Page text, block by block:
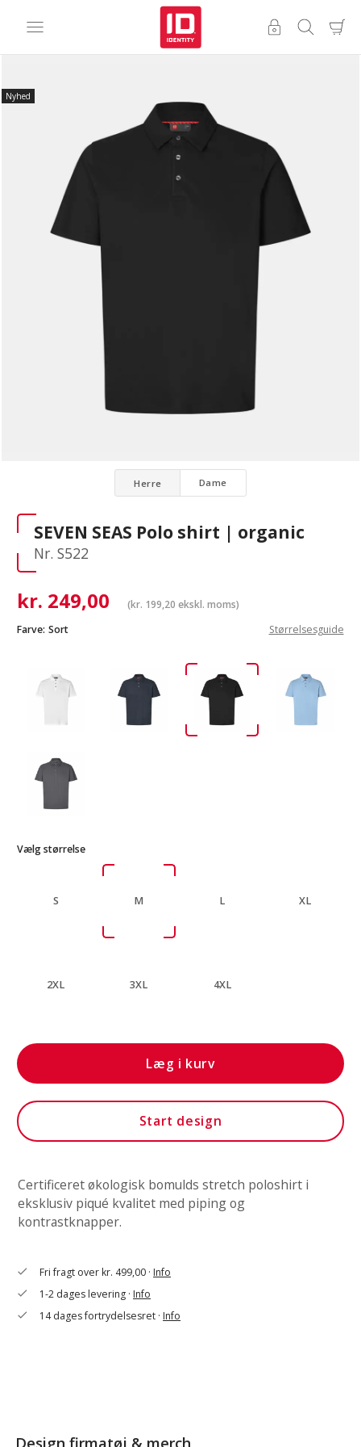
Herre Dame
SEVEN SEAS Polo shirt | organic
Nr. S522
kr. 249,00 (kr. 199,20 ekskl. moms)
Farve: Sort Størrelsesguide
Vælg størrelse
S M L XL
2XL 3XL 4XL
Læg i kurv
Start design
Certificeret økologisk bomulds stretch poloshirt i
eksklusiv piqué kvalitet med piping og
kontrastknapper.
check Fri fragt over kr. 499,00 ·Info
check 1-2 dages levering ·Info
check 14 dages fortrydelsesret ·Info
Nyhed
Design firmatøj & merch